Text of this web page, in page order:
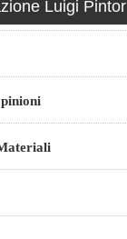
Luigi Pintor